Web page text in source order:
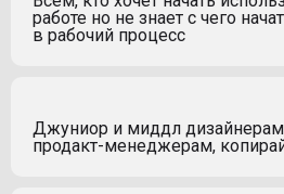
работе но не знает с чего
в рабочий процесс
Джуниор и миддл
продакт-менеджерам,